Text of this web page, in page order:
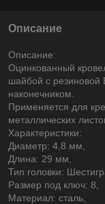
Описание
Описание:
Оцинкованный
шайбой c резиновой
наконечником.
Применяется для
металлических
Характеристики:
Диаметр: 4,8 мм,
Длина: 29 мм,
Тип головки:
Размер под ключ: 8,
Материал: сталь,